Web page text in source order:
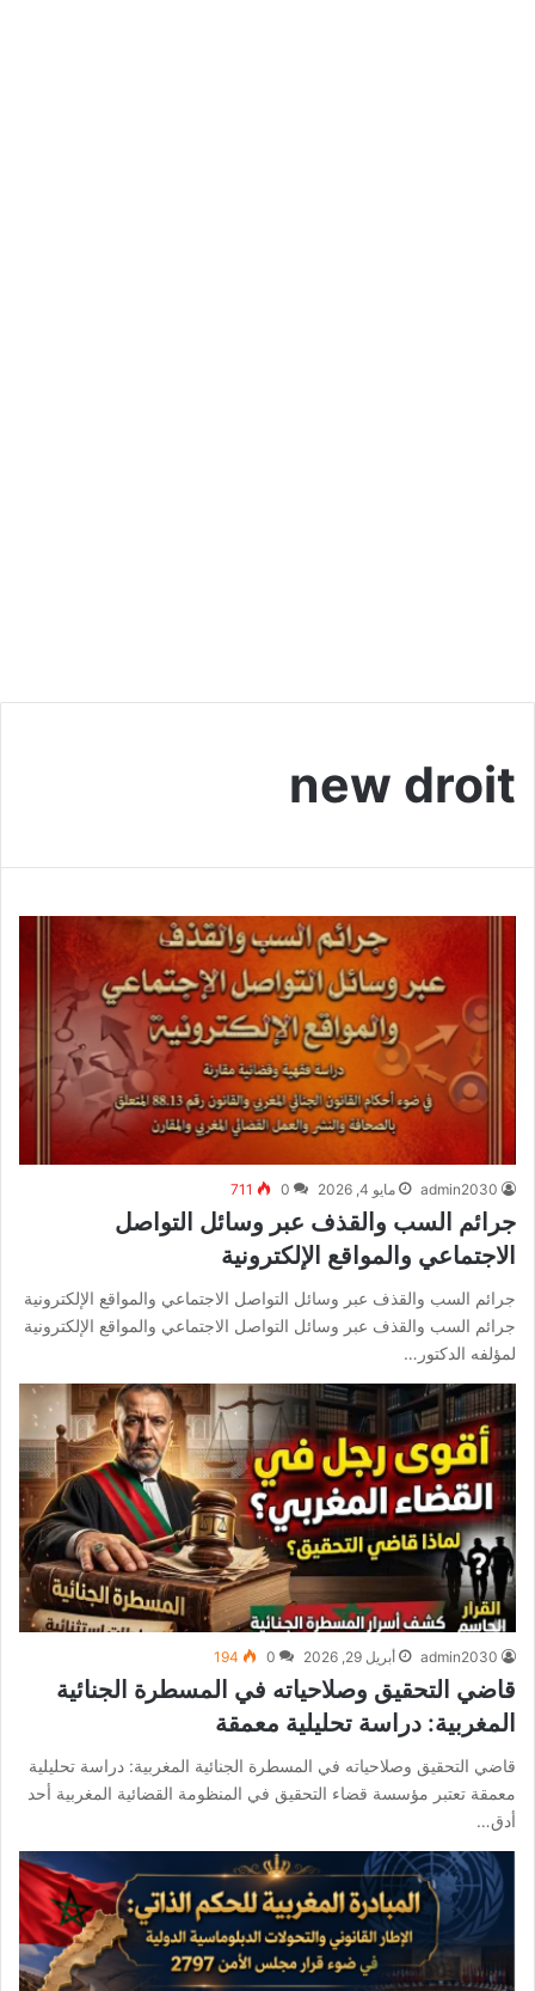
new droit
admin2030 مايو 4, 2026 0
711
جرائم السب والقذف عبر وسائل التواصل
الاجتماعي والمواقع الإلكترونية
جرائم السب والقذف عبر وسائل التواصل الاجتماعي والمواقع الإلكترونية
جرائم السب والقذف عبر وسائل التواصل الاجتماعي والمواقع الإلكترونية
لمؤلفه الدكتور…
admin2030 أبريل 29, 2026 0
194
قاضي التحقيق وصلاحياته في المسطرة الجنائية
المغربية: دراسة تحليلية معمقة
قاضي التحقيق وصلاحياته في المسطرة الجنائية المغربية: دراسة تحليلية
معمقة تعتبر مؤسسة قضاء التحقيق في المنظومة القضائية المغربية أحد
أدق…